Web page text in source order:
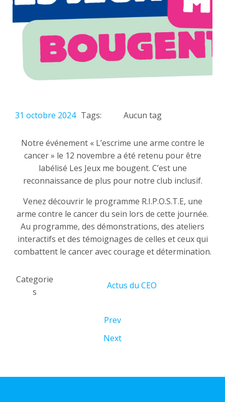
31 octobre 2024 Tags: Aucun tag
Notre événement « L’escrime une arme contre le
cancer » le 12 novembre a été retenu pour être
labélisé Les Jeux me bougent. C’est une
reconnaissance de plus pour notre club inclusif.
Venez découvrir le programme R.I.P.O.S.T.E, une
arme contre le cancer du sein lors de cette journée.
Au programme, des démonstrations, des ateliers
interactifs et des témoignages de celles et ceux qui
combattent le cancer avec courage et détermination.
Categorie
s
Actus du CEO
Prev
Next